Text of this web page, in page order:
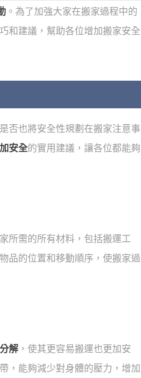
。為了加強大家在搬家過程中的
和建議，幫助各位增加搬家安全
否也將安全性規劃在搬家注意事
安全的實用建議，讓各位都能夠
所需的所有材料，包括搬運工
品的位置和移動順序，使搬家過
解 ，使其更容易搬運也更加安
，能夠減少對身體的壓力，增加